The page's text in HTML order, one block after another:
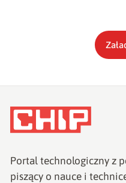
Portal technologiczny z
piszący o nauce i